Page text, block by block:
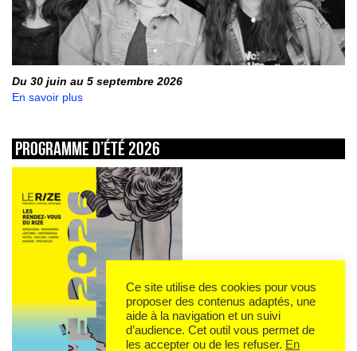
Du 30 juin au 5 septembre 2026
En savoir plus
Programme d’été 2026
Ce site utilise des cookies pour vous
proposer des contenus adaptés, une
aide à la navigation et un suivi
d’audience. Cet outil vous permet de
les accepter ou de les refuser. En